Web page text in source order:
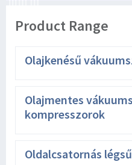
Product Range
Olajkenésű
Olajmentes
kompresszorok
Oldalcsatornás